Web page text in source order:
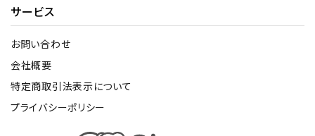
サービス
お問い合わせ
会社概要
特定商取引法表示について
プライバシーポリシー